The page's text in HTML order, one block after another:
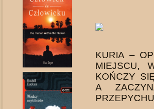
KURIA –
MIEJSCU,
KOŃCZY
A